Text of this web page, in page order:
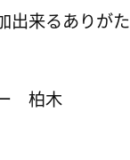
来るありがた
柏木